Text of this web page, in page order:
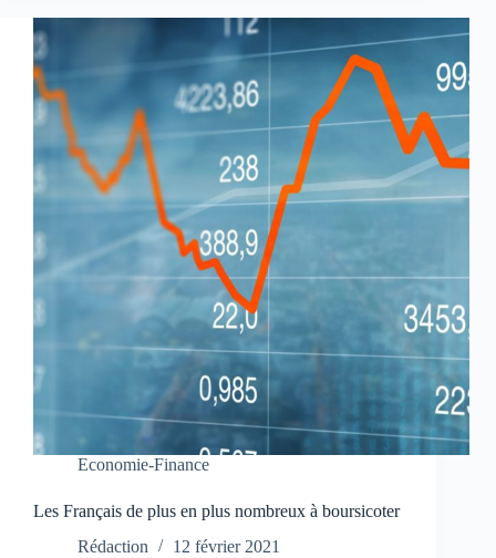
Economie-Finance
Les Français de plus en plus nombreux à boursicoter
Rédaction
12 février 2021